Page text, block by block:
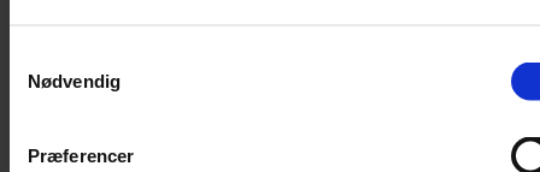
Nødvendig
Præferencer
vist interesse i at købe
anden ø.